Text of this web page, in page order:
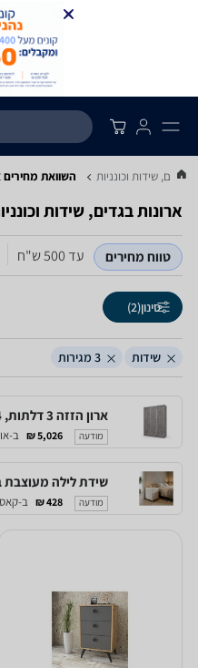
בגדים, שידות וכונניות השוואת מחירים
ארונות בגדים, שידות וכונניות
טווח מחירים עד 500‏ ש"ח
סינון(2)
שידות 3 מגירות
מודעה 5,026 ₪ ב-
שידת לילה מעוצבת
מודעה 428 ₪ ב-